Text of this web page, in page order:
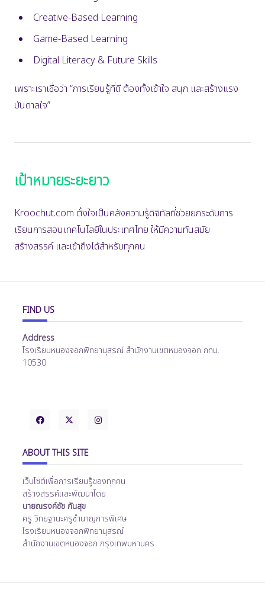
Creative-Based Learning
Game-Based Learning
Digital Literacy & Future Skills
เพราะเราเชื่อว่า “การเรียนรู้ที่ดี ต้องทั้งเข้าใจ สนุก และสร้างแรง
บันดาลใจ”
เป้าหมายระยะยาว
Kroochut.com ตั้งใจเป็นคลังความรู้ดิจิทัลที่ช่วยยกระดับการ
เรียนการสอนเทคโนโลยีในประเทศไทย ให้มีความทันสมัย
สร้างสรรค์ และเข้าถึงได้สำหรับทุกคน
FIND US
Address
โรงเรียนหนองจอกพิทยานุสรณ์ สำนักงานเขตหนองจอก กทม.
10530
ABOUT THIS SITE
เว็บไซต์เพื่อการเรียนรู้ของทุกคน
สร้างสรรค์และพัฒนาโดย
นายณรงค์ชัช กันสุข
ครู วิทยฐานะครูชำนาญการพิเศษ
โรงเรียนหนองจอกพิทยานุสรณ์
สำนักงานเขตหนองจอก กรุงเทพมหานคร